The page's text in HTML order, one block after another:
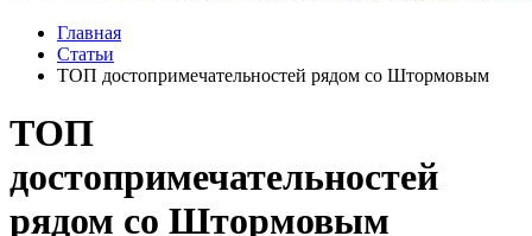
Главная
Статьи
ТОП достопримечательностей рядом со Штормовым
ТОП
достопримечательностей
рядом со Штормовым